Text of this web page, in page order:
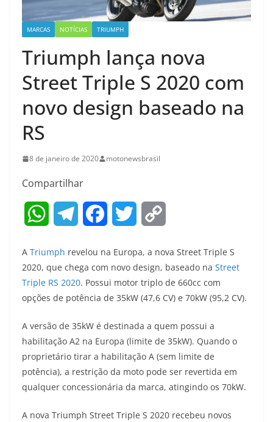
MARCAS NOTÍCIAS TRIUMPH
Triumph lança nova
Street Triple S 2020 com
novo design baseado na
RS
8 de janeiro de 2020 motonewsbrasil
Compartilhar
W
a
t
p
p
l
e
r
a
m
c
e
o
k
i
r
p
y
n
k
A Triumph revelou na Europa, a nova Street Triple S
2020, que chega com novo design, baseado na Street
Triple RS 2020. Possui motor triplo de 660cc com
opções de potência de 35kW (47,6 CV) e 70kW (95,2 CV).
A versão de 35kW é destinada a quem possui a
habilitação A2 na Europa (limite de 35kW). Quando o
proprietário tirar a habilitação A (sem limite de
potência), a restrição da moto pode ser revertida em
qualquer concessionária da marca, atingindo os 70kW.
A nova Triumph Street Triple S 2020 recebeu novos